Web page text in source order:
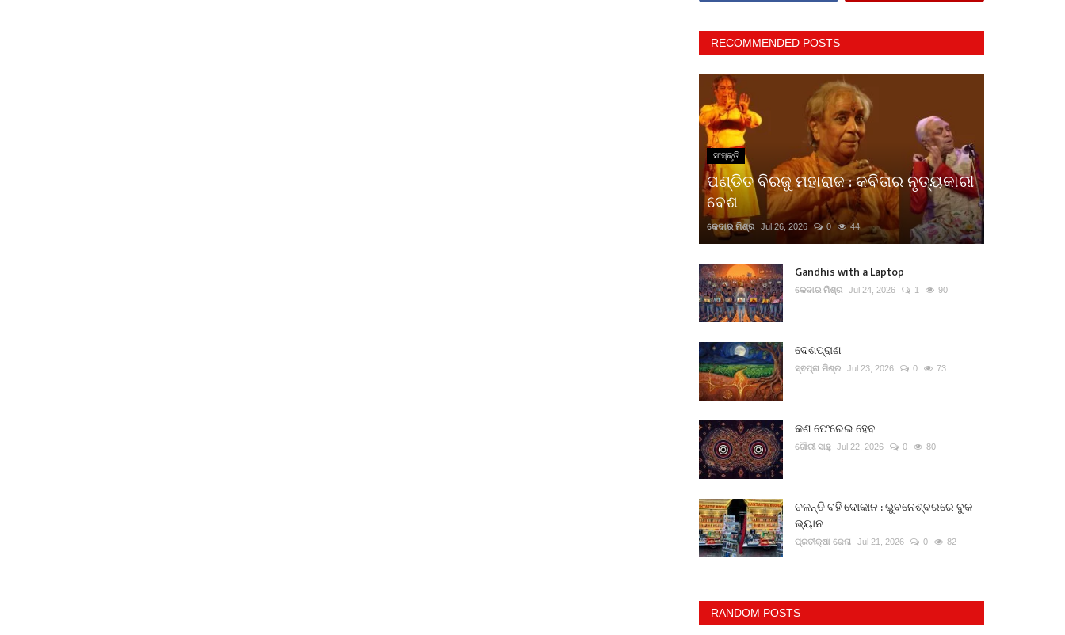
RECOMMENDED POSTS
ସଂସ୍କୃତି
ପଣ୍ଡିତ ବିରଜୁ ମହାରାଜ : କବିତାର ନୃତ୍ୟକାରୀ
ବେଶ
କେଦାର ମିଶ୍ର Jul 26, 2026 0 44
Gandhis with a Laptop
କେଦାର ମିଶ୍ର Jul 24, 2026 1 90
ଦେଶପ୍ରାଣ
ସ୍ଵପ୍ନା ମିଶ୍ର Jul 23, 2026 0 73
କଣ ଫେରେଇ ହେବ
ଗୌରୀ ସାହୁ Jul 22, 2026 0 80
ଚଳନ୍ତି ବହି ଦୋକାନ : ଭୁବନେଶ୍ବରରେ ବୁକ
ଭ୍ୟାନ
ପ୍ରତୀକ୍ଷା ଜେନା Jul 21, 2026 0 82
RANDOM POSTS